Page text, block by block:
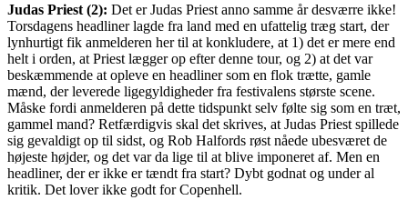
Judas Priest (2): Det er Judas Priest anno samme år desværre ikke!
Torsdagens headliner lagde fra land med en ufattelig træg start, der
lynhurtigt fik anmelderen her til at konkludere, at 1) det er mere end
helt i orden, at Priest lægger op efter denne tour, og 2) at det var
beskæmmende at opleve en headliner som en flok trætte, gamle
mænd, der leverede ligegyldigheder fra festivalens største scene.
Måske fordi anmelderen på dette tidspunkt selv følte sig som en træt,
gammel mand? Retfærdigvis skal det skrives, at Judas Priest spillede
sig gevaldigt op til sidst, og Rob Halfords røst nåede ubesværet de
højeste højder, og det var da lige til at blive imponeret af. Men en
headliner, der er ikke er tændt fra start? Dybt godnat og under al
kritik. Det lover ikke godt for Copenhell.